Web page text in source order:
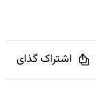
اشتراک گذای